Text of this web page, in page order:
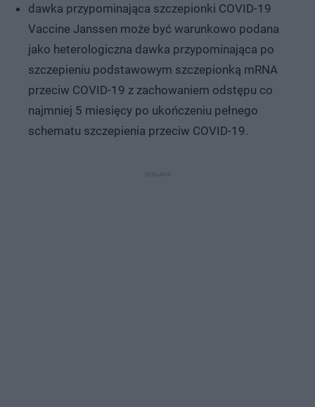
dawka przypominająca szczepionki COVID-19
Vaccine Janssen może być warunkowo podana
jako heterologiczna dawka przypominająca po
szczepieniu podstawowym szczepionką mRNA
przeciw COVID-19 z zachowaniem odstępu co
najmniej 5 miesięcy po ukończeniu pełnego
schematu szczepienia przeciw COVID-19.